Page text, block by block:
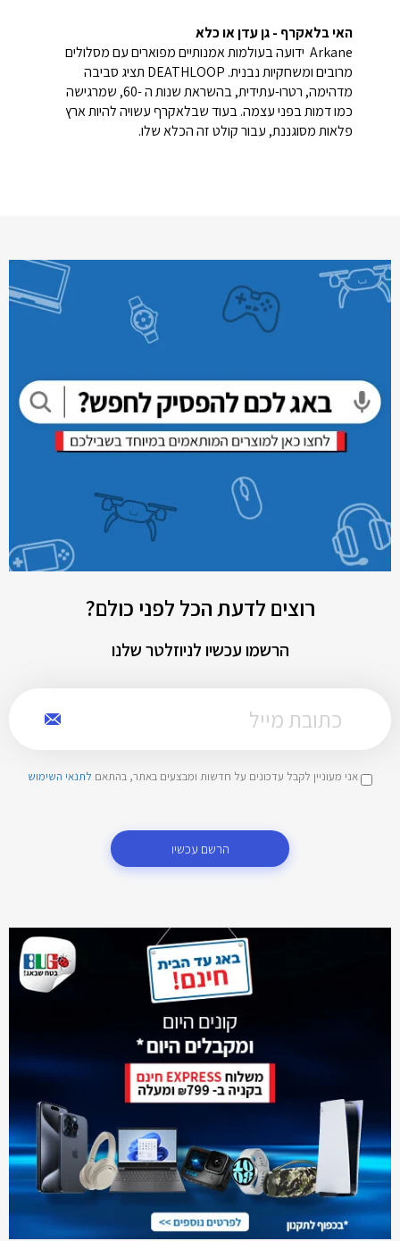
האי בלאקרף - גן עדן או כלא
Arkane ידועה בעולמות אמנותיים מפוארים עם מסלולים
מרובים ומשחקיות נבנית. DEATHLOOP תציג סביבה
מדהימה, רטרו-עתידית, בהשראת שנות ה -60, שמרגישה
כמו דמות בפני עצמה. בעוד שבלאקרף עשויה להיות ארץ
פלאות מסוגננת, עבור קולט זה הכלא שלו.
רוצים לדעת הכל לפני כולם?
הרשמו עכשיו לניוזלטר שלנו
אני מעוניין לקבל עדכונים על חדשות ומבצעים באתר, בהתאם לתנאי השימוש
הרשם עכשיו